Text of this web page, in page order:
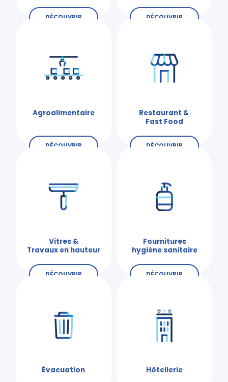
DÉCOUVRIR DÉCOUVRIR
Agroalimentaire
DÉCOUVRIR
Restaurant &
Fast Food
DÉCOUVRIR
Vitres &
Travaux en hauteur
DÉCOUVRIR
Fournitures
hygiène sanitaire
DÉCOUVRIR
Évacuation Hôtellerie